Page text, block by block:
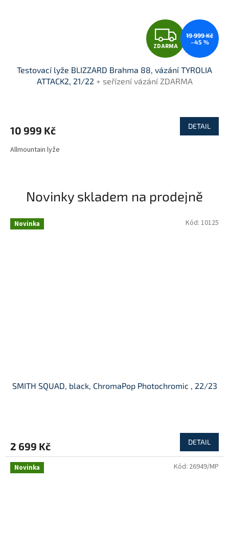
Z
D
A
M
A
ZDARMA
19 999 Kč
–45 %
Testovací lyže BLIZZARD Brahma 88, vázání TYROLIA
ATTACK2, 21/22 + seřízení vázání ZDARMA
10 999 Kč DETAIL
Allmountain lyže
Novinky skladem na prodejně
Novinka
SMITH SQUAD, black, ChromaPop Photochromic , 22/23
2 699 Kč DETAIL
Kód: 10125
Novinka Kód: 26949/MP